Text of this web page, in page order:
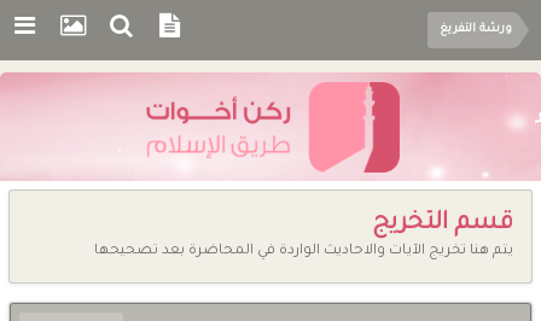
ورشة التفريغ
قسم التخريج
يتم هنا تخريج الآيات والاحاديث الواردة في المحاضرة بعد تصحيحها